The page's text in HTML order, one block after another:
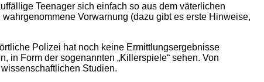
Teenager sich einfach so aus dem väterlichen
Vorwarnung (dazu gibt es erste Hinweise,
Polizei hat noch keine Ermittlungsergebnisse
in Form der sogenannten „Killerspiele“ sehen. Von
Studien.